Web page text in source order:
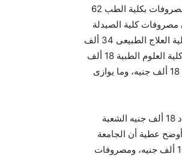
لقبول 3500 طالب وطالبة هذا العام ، ونبدأ بمصاريف كلية طب 6 اكتوبر 2015 وتبلغ المصروفات بكلية الطب 62
إن مصروفات كلية الصيدلة
بلغت 42 ألف جنيه، كما بلغت مصروفات كلية طب الأسنان 43 ألف جنيه، ومصروفات كلية العلاج الطبيعى 34 ألف
جنيه، وما يعادل المبالغ بالدولار للطلاب الوافدين إلى هذه الكليات. كما بلغت مصروفات كلية العلوم الطبية 18 ألف
جنيه، ومصروفات كلية الهندسة 34 ألف جنيه، ومصروفات كلية نظم ومعلومات الحاسب 18 ألف جنيه، وما يوازى
وبلغت مصروفات كلية الفنون التطبيقية 18 ألف جنيه، فيما بلغت مصروفات كلية الاقتصاد 18 ألف جنيه الشعبة
وأوضح عطية أن الجامعة
قررت أن تكون مصروفات كلية الإعلام 18 ألف جنيه، ومصروفات كلية اللغات والترجمة 16 ألف جنيه، ومصروفات